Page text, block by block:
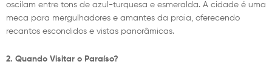
oscilam entre tons de azul-turquesa e esmeralda. A cidade é uma
meca para mergulhadores e amantes da praia, oferecendo
recantos escondidos e vistas panorâmicas.
2. Quando Visitar o Paraíso?